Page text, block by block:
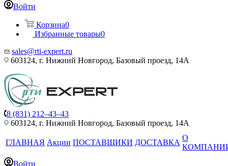
Войти
Корзина0
Избранные товары0
sales@rti-expert.ru
603124, г. Нижний Новгород, Базовый проезд, 14А
8 (831) 212–43–43
603124, г. Нижний Новгород, Базовый проезд, 14А
ГЛАВНАЯ Акции ПОСТАВЩИКИ ДОСТАВКА
О
Войти